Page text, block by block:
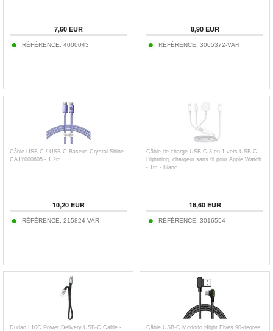
7,60EUR
RÉFÉRENCE: 4000043
8,90EUR
RÉFÉRENCE: 3005372-VAR
Câble USB-C / USB-C Baseus Crystal Shine
CAJY000605 - 1.2m
10,20EUR
RÉFÉRENCE: 215824-VAR
Câble de charge USB-C 3-en-1 vers USB-C,
Lightning, chargeur sans fil pour Apple Watch
- 1m - Blanc
16,60EUR
RÉFÉRENCE: 3016554
Dudao L10C Power Delivery USB-C Cable -
Câble USB-C Mcdodo Night Elves 90-degree